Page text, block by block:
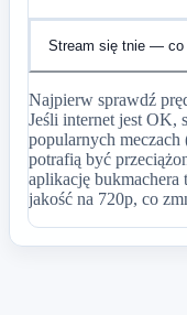
Stream się tnie — co
Najpierw sprawdź
Jeśli internet jest OK,
popularnych
potrafią być
aplikację bukmachera
jakość na 720p, co